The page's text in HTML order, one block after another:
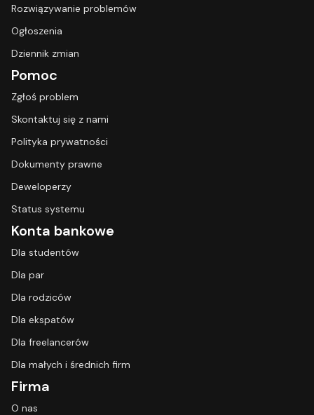
Rozwiązywanie problemów
Ogłoszenia
Dziennik zmian
Pomoc
Zgłoś problem
Skontaktuj się z nami
Polityka prywatności
Dokumenty prawne
Deweloperzy
Status systemu
Konta bankowe
Dla studentów
Dla par
Dla rodziców
Dla ekspatów
Dla freelancerów
Dla małych i średnich firm
Firma
O nas